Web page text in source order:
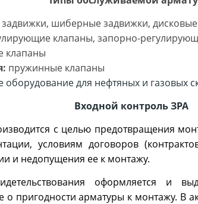
шиберные задвижки,
клапаны, запорно-
клапаны
пружинные клапаны
оборудование для нефтяных и газовых
Входной контроль ЗРА
с целью предотвращения
условиям договоров
и недопущения ее к монтажу.
оформляется и
о пригодности арматуры к монтажу. В